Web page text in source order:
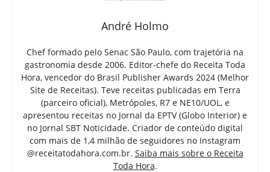
André Holmo
Chef formado pelo Senac São Paulo, com trajetória na
gastronomia desde 2006. Editor-chefe do Receita Toda
Hora, vencedor do Brasil Publisher Awards 2024 (Melhor
Site de Receitas). Teve receitas publicadas em Terra
(parceiro oficial), Metrópoles, R7 e NE10/UOL, e
apresentou receitas no Jornal da EPTV (Globo Interior) e
no Jornal SBT Noticidade. Criador de conteúdo digital
com mais de 1,4 milhão de seguidores no Instagram
@receitatodahora.com.br. Saiba mais sobre o Receita
Toda Hora.